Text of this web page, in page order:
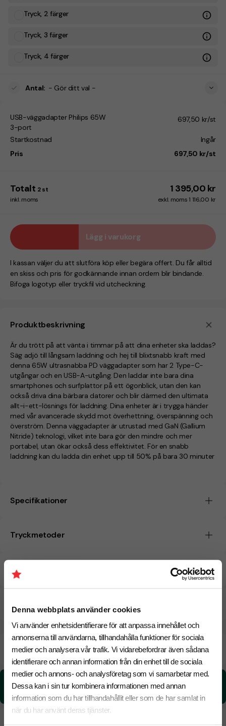
Denna webbplats använder cookies
Vi använder enhetsidentifierare för att anpassa innehållet och
annonserna till användarna, tillhandahålla funktioner för sociala
medier och analysera vår trafik. Vi vidarebefordrar även sådana
identifierare och annan information från din enhet till de sociala
medier och annons- och analysföretag som vi samarbetar med.
Dessa kan i sin tur kombinera informationen med annan
information som du har tillhandahållit eller som de har samlat in
när du har använt deras tjänster.
Produktbeskrivning
Är du trött på att vänta i timmar på att dina enheter ska laddas?
Säg adjö till långsam laddning och hej till blixtsnabb kraft med
denna 65W ultrasnabba PD väggadapter som har 2 Type-C-
utgångar och en USB-A-utgång. Den laddar inte bara dina
smartphones och surfplattor på ett ögonblick, utan den kan
också driva dina bärbara datorer och blir därmed den ultimata
allt-i-ett-lösnings för laddning. Dina enheter är i trygga händer
med vår avancerade skydd mot överhettning, överspänning och
överström. Denna väggadapter är utrustad med GaN (Gallium
Nitride) teknologi, vilket inte bara gör den mindre och mer
portabel, utan ökar också dess effektivitet. För en snabb
laddning kan du ladda din enhet upp till 50% på bara 30 minuter
Specifikationer
Tryckmetoder
Pristabell
Tryck, 2 färger
Tryck, 3 färger
Tryck, 4 färger
Antal: - Gör ditt val -
USB-väggadapter Philips 65W
3-port
697,50 kr/st
Startkostnad
Ingår
Pris
697,50 kr/st
Totalt 2 st 1 395,00 kr
inkl. moms exkl. moms 1 116,00 kr
Lägg i varukorg
I kassan väljer du att slutföra köp eller begära offert. Du får alltid
en skiss och pris för godkännande innan ordern blir bindande.
Bifoga logotyp eller tryckfil vid utcheckning.
20 Augusti Beräknad leveranstid: 8 arbetsdagar
Snabbare leverans? Kontakta oss.
CO₂e -avtryck:
0.92 kg CO₂e / per styck